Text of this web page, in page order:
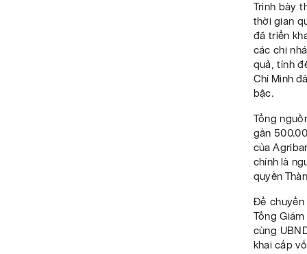
Trình bày
thời gian
đã triển
các chi
quả, tính
Chí Minh
bậc.
Tổng
gần
của
chính là
quyền
Để
Tổng
cùng
khai cấp